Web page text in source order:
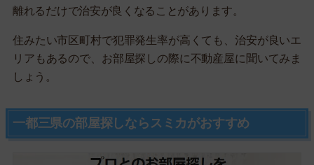
離れるだけで治安が良くなることがあります。
住みたい市区町村で犯罪発生率が高くても、治安が良いエ
リアもあるので、お部屋探しの際に不動産屋に聞いてみま
しょう。
一都三県の部屋探しならスミカがおすすめ